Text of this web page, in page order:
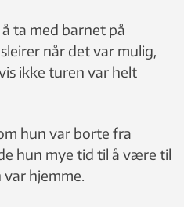
ta med barnet på
når det var mulig,
ikke turen var helt
hun var borte fra
hun mye tid til å være til
hjemme.